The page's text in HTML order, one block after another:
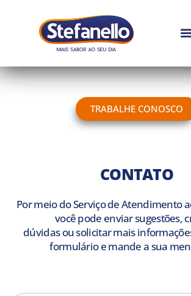
TRABALHE CONOSCO
CONTATO
Por meio do Serviço de Atendimento
você pode enviar sugestões,
dúvidas ou solicitar mais
formulário e mande a sua